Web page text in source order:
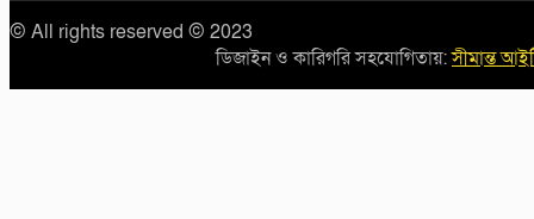
© All rights reserved © 2023
ডিজাইন ও কারিগরি সহযোগিতায়:সীমান্ত